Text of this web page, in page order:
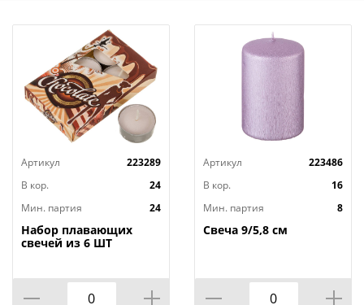
Артикул
223289
В кор.
24
Мин. партия
24
Набор плавающих
свечей из 6 ШТ
Артикул
223486
В кор.
16
Мин. партия
8
Свеча 9/5,8 см